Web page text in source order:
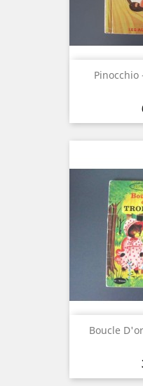
Pinocchio
Boucle